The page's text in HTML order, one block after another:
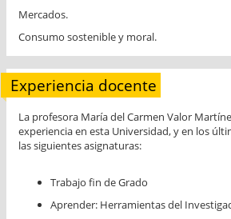
Mercados.
Consumo sostenible y moral.
Experiencia docente
La profesora María del Carmen Valor
experiencia en esta Universidad, y en los
las siguientes asignaturas:
Trabajo fin de Grado
Aprender: Herramientas del